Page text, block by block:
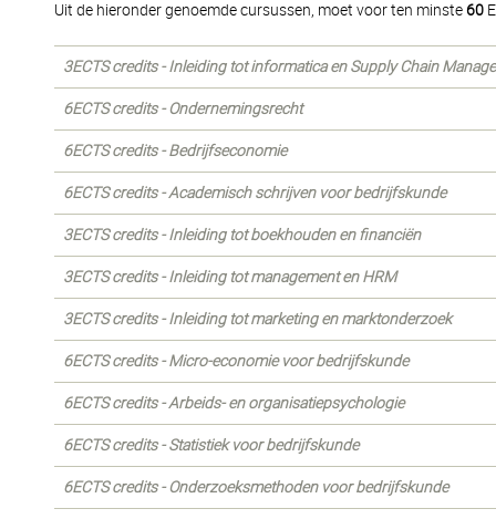
Uit de hieronder genoemde cursussen, moet voor ten minste60
3ECTS credits - Inleiding tot informatica en Supply Chain
6ECTS credits - Ondernemingsrecht
6ECTS credits - Bedrijfseconomie
6ECTS credits - Academisch schrijven voor bedrijfskunde
3ECTS credits - Inleiding tot boekhouden en financiën
3ECTS credits - Inleiding tot management en HRM
3ECTS credits - Inleiding tot marketing en marktonderzoek
6ECTS credits - Micro-economie voor bedrijfskunde
6ECTS credits - Arbeids- en organisatiepsychologie
6ECTS credits - Statistiek voor bedrijfskunde
6ECTS credits - Onderzoeksmethoden voor bedrijfskunde